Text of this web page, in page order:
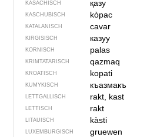
KASACHISCH қазу
KASCHUBISCH kòpac
KATALANISCH cavar
KIRGISISCH казуу
KORNISCH palas
KRIMTATARISCH qazmaq
KROATISCH kopati
KUMYKISCH къазмакъ
LETTGALLISCH rakt, kast
LETTISCH rakt
LITAUISCH kàsti
LUXEMBURGISCH gruewen